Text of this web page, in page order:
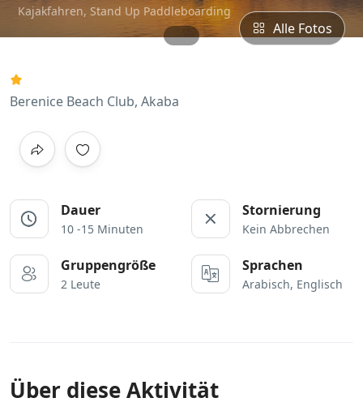
Kajakfahren, Stand Up Paddleboarding
Alle Fotos
Berenice Beach Club, Akaba
Dauer
10 -15 Minuten
Stornierung
Kein Abbrechen
Gruppengröße
2 Leute
Sprachen
Arabisch, Englisch
Über diese Aktivität